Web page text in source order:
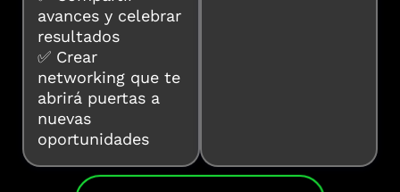
avances y celebrar
resultados
✅ Crear
networking que te
abrirá puertas a
nuevas
oportunidades